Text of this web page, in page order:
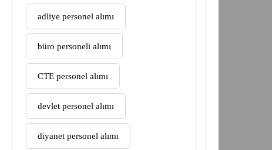
adliye personel alımı
büro personeli alımı
CTE personel alımı
devlet personel alımı
diyanet personel alımı